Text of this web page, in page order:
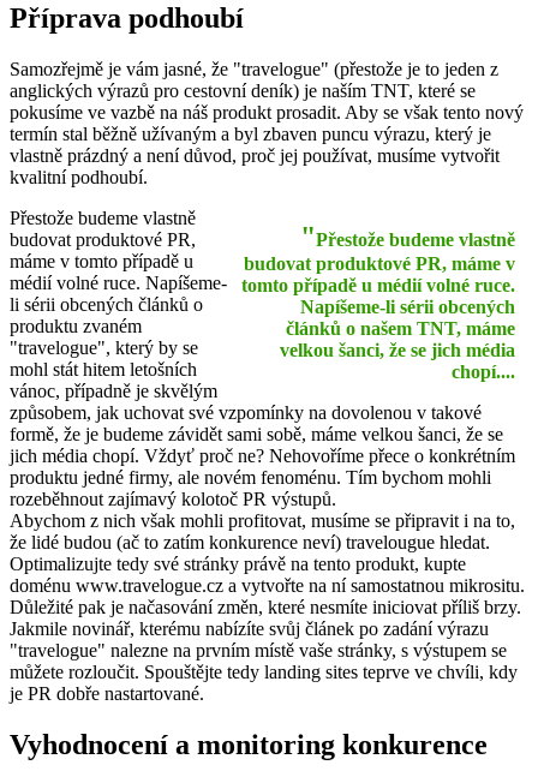
Příprava podhoubí
Samozřejmě je vám jasné, že "travelogue" (přestože je to jeden z
anglických výrazů pro cestovní deník) je naším TNT, které se
pokusíme ve vazbě na náš produkt prosadit. Aby se však tento nový
termín stal běžně užívaným a byl zbaven puncu výrazu, který je
vlastně prázdný a není důvod, proč jej používat, musíme vytvořit
kvalitní podhoubí.
"Přestože budeme vlastně
budovat produktové PR, máme v
tomto případě u médií volné ruce.
Napíšeme-li sérii obcených
článků o našem TNT, máme
velkou šanci, že se jich média
chopí....
Přestože budeme vlastně
budovat produktové PR,
máme v tomto případě u
médií volné ruce. Napíšeme-
li sérii obcených článků o
produktu zvaném
"travelogue", který by se
mohl stát hitem letošních
vánoc, případně je skvělým
způsobem, jak uchovat své vzpomínky na dovolenou v takové
formě, že je budeme závidět sami sobě, máme velkou šanci, že se
jich média chopí. Vždyť proč ne? Nehovoříme přece o konkrétním
produktu jedné firmy, ale novém fenoménu. Tím bychom mohli
rozeběhnout zajímavý kolotoč PR výstupů.
Abychom z nich však mohli profitovat, musíme se připravit i na to,
že lidé budou (ač to zatím konkurence neví) travelougue hledat.
Optimalizujte tedy své stránky právě na tento produkt, kupte
doménu www.travelogue.cz a vytvořte na ní samostatnou mikrositu.
Důležité pak je načasování změn, které nesmíte iniciovat příliš brzy.
Jakmile novinář, kterému nabízíte svůj článek po zadání výrazu
"travelogue" nalezne na prvním místě vaše stránky, s výstupem se
můžete rozloučit. Spouštějte tedy landing sites teprve ve chvíli, kdy
je PR dobře nastartované.
Vyhodnocení a monitoring konkurence